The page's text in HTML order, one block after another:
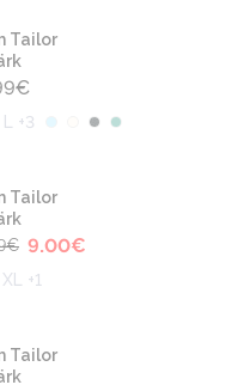
Tailor
€
+3
-50%
Tailor
€ 9.00€
+1
-50%
Tailor